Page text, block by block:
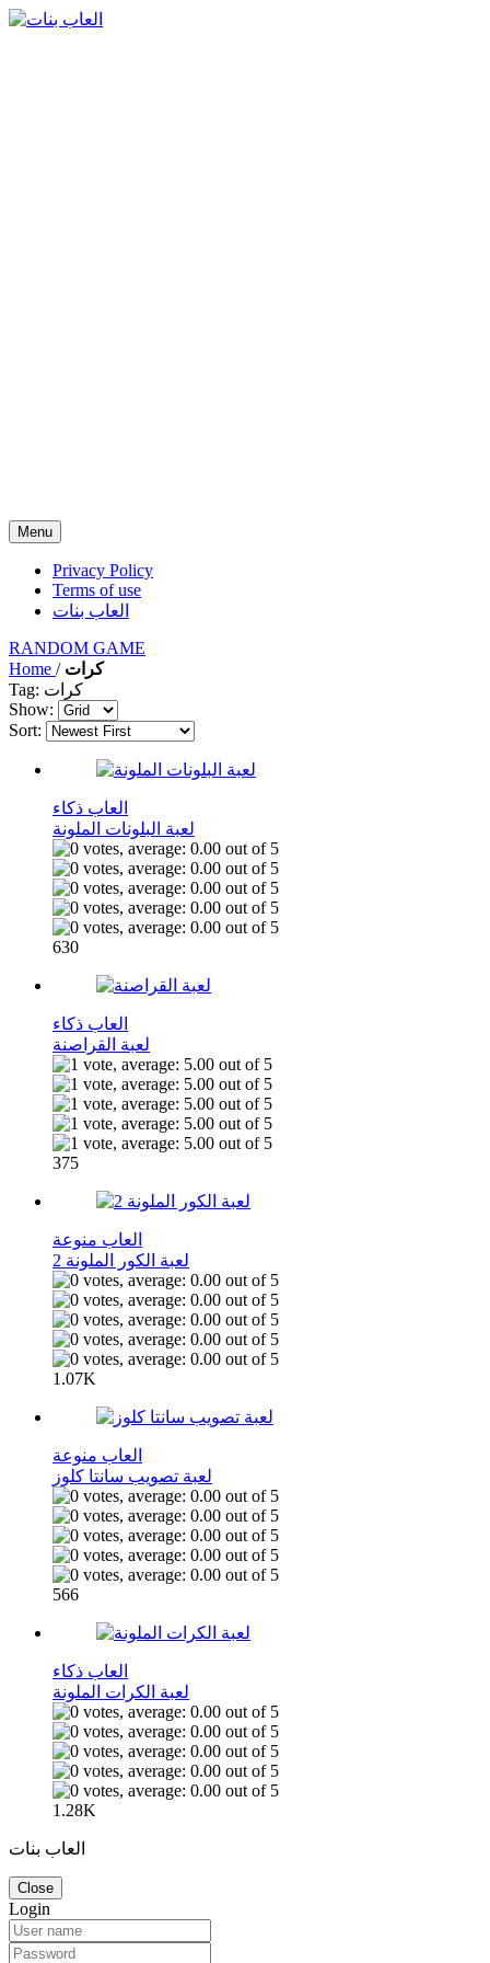
Menu
Privacy Policy
Terms of use
العاب بنات
RANDOM GAME
Home / كرات
Tag: كرات
Show:
Sort:
العاب ذكاء
لعبة البلونات الملونة
630
العاب ذكاء
لعبة القراصنة
375
العاب منوعة
2 لعبة الكور الملونة
1.07K
العاب منوعة
لعبة تصويب سانتا كلوز
566
العاب ذكاء
لعبة الكرات الملونة
1.28K
العاب بنات
Close
Login